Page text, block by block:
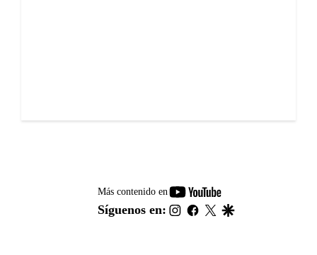
Más contenido en
youtube-
footer
Síguenos en: instagram
facebook
twitter